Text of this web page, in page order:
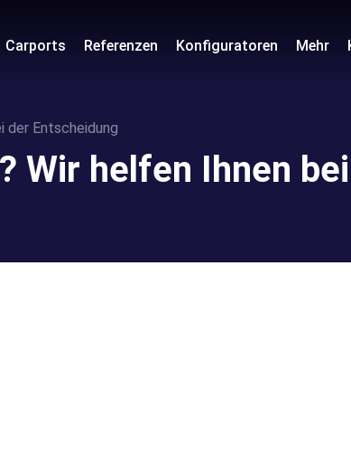
Carports Referenzen Konfiguratoren Mehr
der Entscheidung
Wir helfen Ihnen